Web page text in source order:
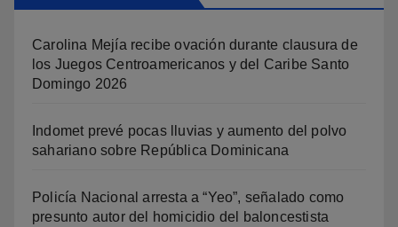
Carolina Mejía recibe ovación durante clausura de
los Juegos Centroamericanos y del Caribe Santo
Domingo 2026
Indomet prevé pocas lluvias y aumento del polvo
sahariano sobre República Dominicana
Policía Nacional arresta a “Yeo”, señalado como
presunto autor del homicidio del baloncestista